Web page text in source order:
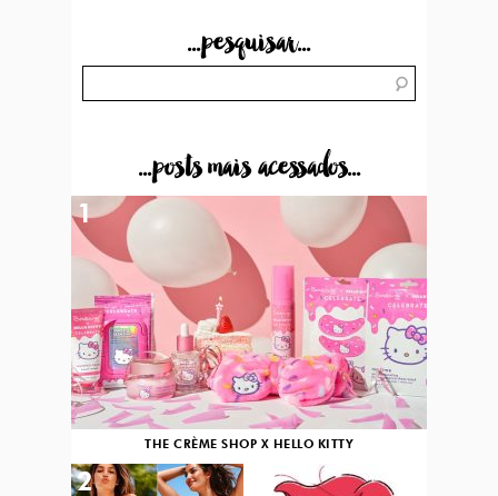
...pesquisar...
...posts mais acessados...
THE CRÈME SHOP X HELLO KITTY
1
2 3